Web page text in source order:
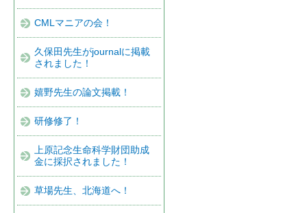
CMLマニアの会！
久保田先生がjournalに掲載
されました！
嬉野先生の論文掲載！
研修修了！
上原記念生命科学財団助成
金に採択されました！
草場先生、北海道へ！